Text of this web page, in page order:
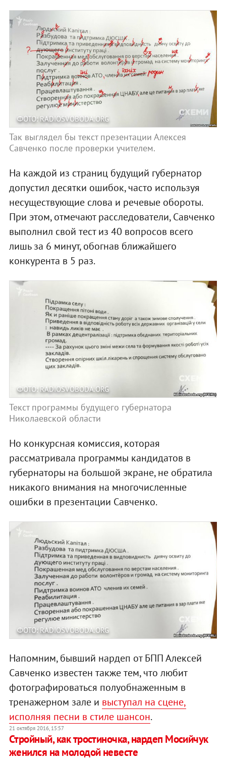
ФОТО: RADIOSVOBODA.ORG
Так выглядел бы текст презентации Алексея
Савченко после проверки учителем.
На каждой из страниц будущий губернатор
допустил десятки ошибок, часто используя
несуществующие слова и речевые обороты.
При этом, отмечают расследователи, Савченко
выполнил свой тест из 40 вопросов всего
лишь за 6 минут, обогнав ближайшего
конкурента в 5 раз.
ФОТО: RADIOSVOBODA.ORG
Текст программы будущего губернатора
Николаевской области
Но конкурсная комиссия, которая
рассматривала программы кандидатов в
губернаторы на большой экране, не обратила
никакого внимания на многочисленные
ошибки в презентации Савченко.
ФОТО: RADIOSVOBODA.ORG
Напомним, бывший нардеп от БПП Алексей
Савченко известен также тем, что любит
фотографироваться полуобнаженным в
тренажерном зале и выступал на сцене,
исполняя песни в стиле шансон.
21 октября 2016, 15:57
Стройный, как тростиночка, нардеп Мосийчук
женился на молодой невесте